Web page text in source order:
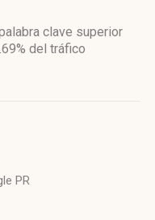
clave superior
del tráfico
PR